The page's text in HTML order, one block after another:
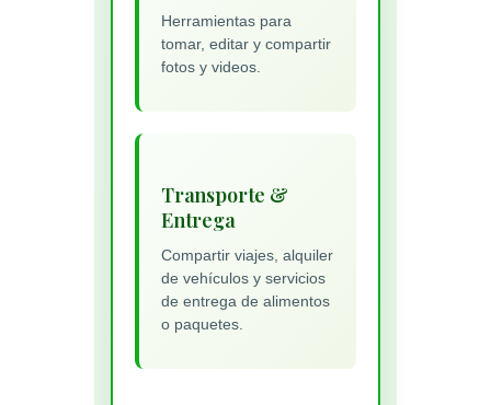
Herramientas para
tomar, editar y compartir
fotos y videos.
Transporte &
Entrega
Compartir viajes, alquiler
de vehículos y servicios
de entrega de alimentos
o paquetes.